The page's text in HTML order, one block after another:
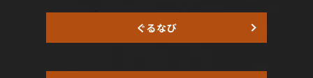
ぐるなび